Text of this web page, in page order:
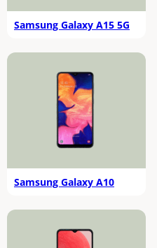
Samsung Galaxy A15 5G
Samsung Galaxy A10